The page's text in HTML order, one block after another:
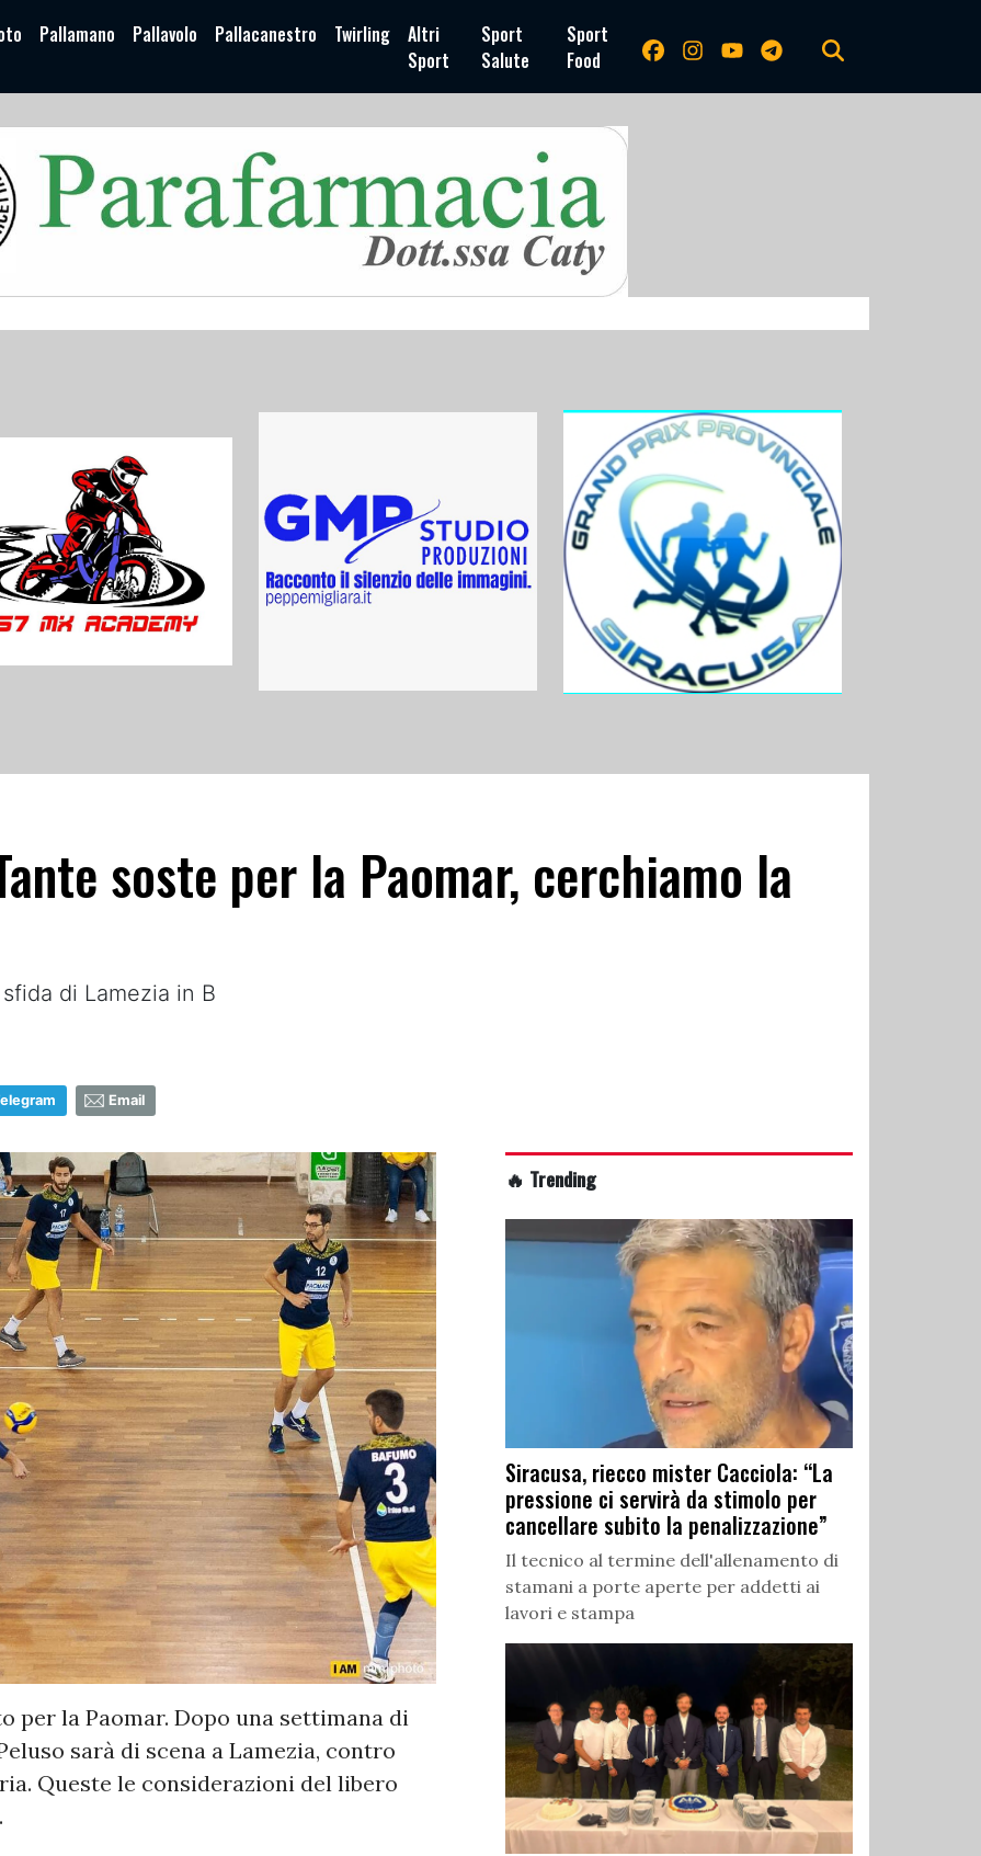
Pallamano Pallavolo Pallacanestro Twirling
Altri
Sport
Sport
Salute
Sport
Food
soste per la Paomar, cerchiamo la
di Lamezia in B
Email
per la Paomar. Dopo una settimana di
sarà di scena a Lamezia, contro
Queste le considerazioni del libero
🔥 Trending
Siracusa, riecco mister Cacciola: “La
pressione ci servirà da stimolo per
cancellare subito la penalizzazione”
Il tecnico al termine dell'allenamento di
stamani a porte aperte per addetti ai
lavori e stampa